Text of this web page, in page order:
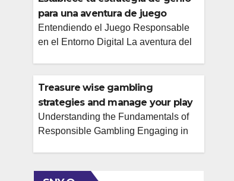
para una aventura de juego
gratificante
Entendiendo el Juego Responsable
en el Entorno Digital La aventura del
entretenimiento emocionante y
potencialmente gratificante. Sin
embargo, para que esta experiencia
sea verdaderamente positiva y
con una estrategia bien pensada y un
compromiso firme con el juego
Treasure wise gambling
strategies and manage your play
at waliya bet.
Understanding the Fundamentals of
Responsible Gambling Engaging in
approach it with a responsible